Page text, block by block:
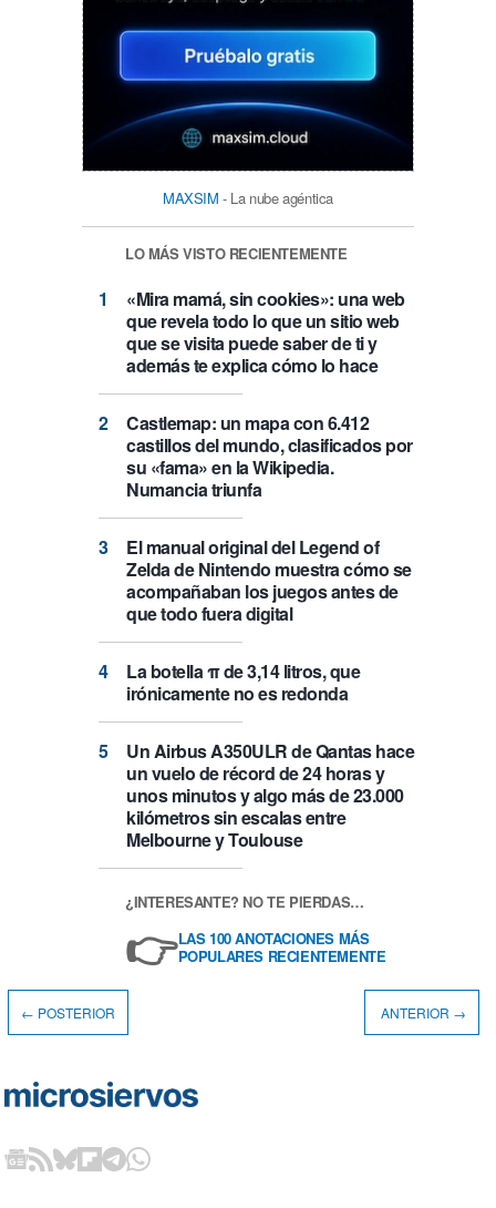
MAXSIM - La nube agéntica
LO MÁS VISTO RECIENTEMENTE
«Mira mamá, sin cookies»: una web
que revela todo lo que un sitio web
que se visita puede saber de ti y
además te explica cómo lo hace
Castlemap: un mapa con 6.412
castillos del mundo, clasificados por
su «fama» en la Wikipedia.
Numancia triunfa
El manual original del Legend of
Zelda de Nintendo muestra cómo se
acompañaban los juegos antes de
que todo fuera digital
La botella π de 3,14 litros, que
irónicamente no es redonda
Un Airbus A350ULR de Qantas hace
un vuelo de récord de 24 horas y
unos minutos y algo más de 23.000
kilómetros sin escalas entre
Melbourne y Toulouse
¿INTERESANTE? NO TE PIERDAS…
👉LAS 100 ANOTACIONES MÁS
POPULARES RECIENTEMENTE
← POSTERIOR ANTERIOR →